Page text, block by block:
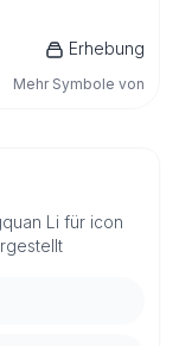
Erhebung
Mehr Symbole von
Li für icon